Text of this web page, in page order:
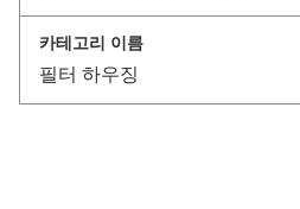
카테고리 이름
필터 하우징